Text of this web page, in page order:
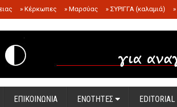
» Κέρκωπες » Μαρσύας » ΣΥΡΙΓΓΑ (καλαμιά) »
.
ΕΠΙΚΟΙΝΩΝΙΑ ΕΝΟΤΗΤΕΣ EDITORIAL